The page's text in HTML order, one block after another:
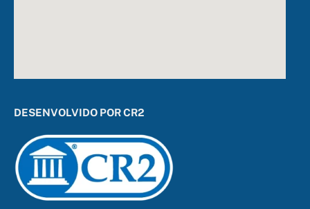
DESENVOLVIDO POR CR2